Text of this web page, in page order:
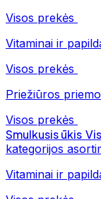
Visos prekės
Vitaminai ir
Visos prekės
Priežiūros
Visos prekės
Smulkusis ūkis
kategorijos
Vitaminai ir